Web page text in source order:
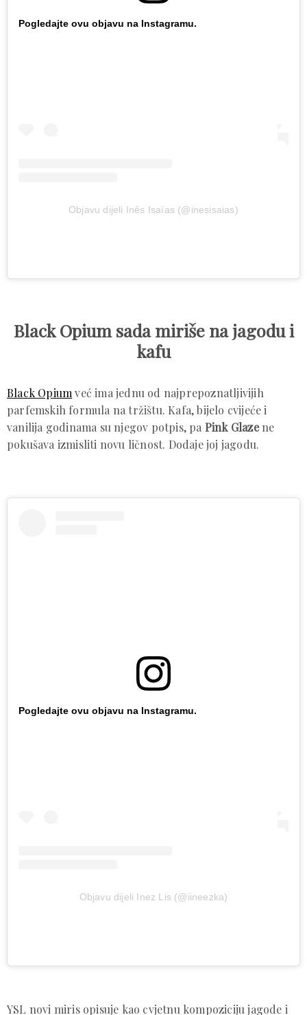
Pogledajte ovu objavu na Instagramu.
Objavu dijeli Inês Isaías (@inesisaias)
Black Opium sada miriše na jagodu i
kafu
Black Opiumveć ima jednu od najprepoznatljivijih
parfemskih formula na tržištu. Kafa, bijelo cvijeće i
vanilija godinama su njegov potpis, pa Pink Glazene
pokušava izmisliti novu ličnost. Dodaje joj jagodu.
Pogledajte ovu objavu na Instagramu.
Objavu dijeli Inez Lis (@iineezka)
YSL novi miris opisuje kao cvjetnu kompoziciju jagode i